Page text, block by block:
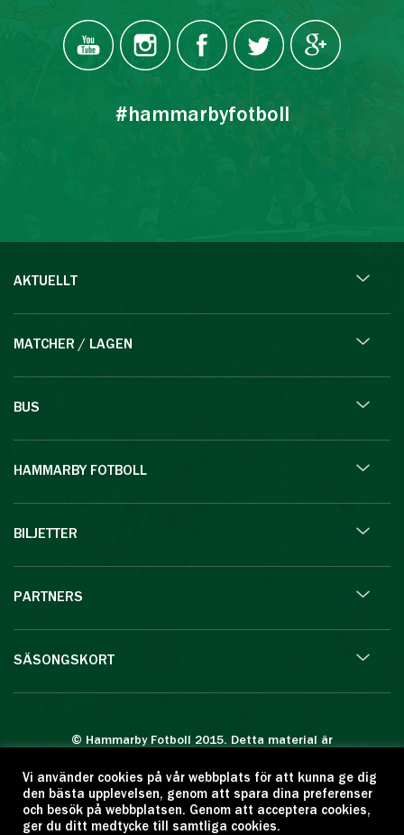
#hammarbyfotboll
AKTUELLT
MATCHER / LAGEN
BUS
HAMMARBY FOTBOLL
BILJETTER
PARTNERS
SÄSONGSKORT
© Hammarby Fotboll 2015. Detta material är
Eftertryck eller annan kopiering är förbjuden.
Citera oss gärna men ange källan:
www.hammarbyfotboll.se. Ansvarig utgivare:
Vi använder cookies på vår webbplats för att kunna ge dig
den bästa upplevelsen, genom att spara dina preferenser
och besök på webbplatsen. Genom att acceptera cookies,
ger du ditt medtycke till samtliga cookies.